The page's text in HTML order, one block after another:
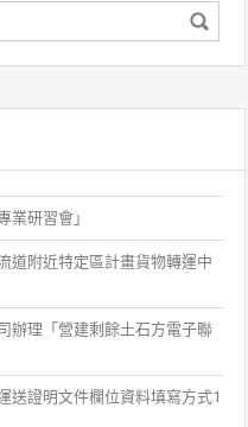
業研習會」
道附近特定區計畫貨物轉運中
辦理「營建剩餘土石方電子聯
送證明文件欄位資料填寫方式1